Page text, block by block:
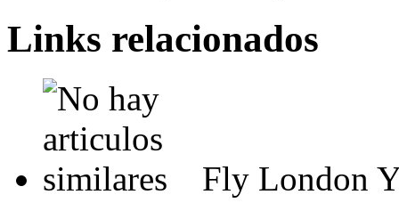
Links relacionados
Fly London